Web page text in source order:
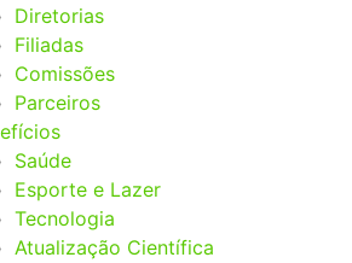
Diretorias
Filiadas
Comissões
Parceiros
Saúde
Esporte e Lazer
Tecnologia
Atualização Científica